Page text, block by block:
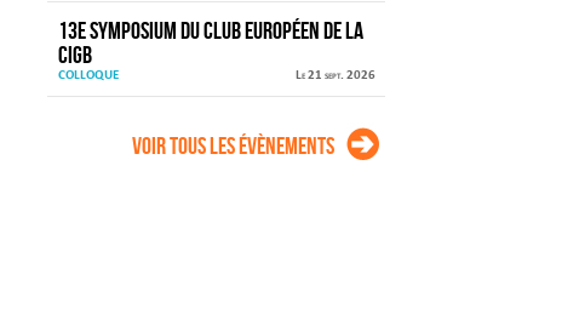
13e Symposium du Club européen de la
CIGB
COLLOQUE Le 21 sept. 2026
Voir tous les évènements